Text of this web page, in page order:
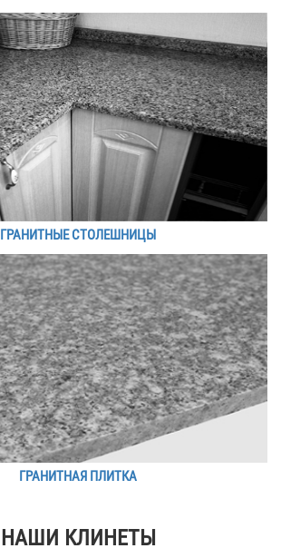
ГРАНИТНЫЕ СТОЛЕШНИЦЫ
ГРАНИТНАЯ ПЛИТКА
НАШИ КЛИНЕТЫ